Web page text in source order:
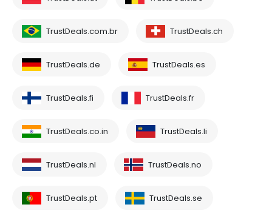
TrustDeals.com.br TrustDeals.ch
TrustDeals.de TrustDeals.es
TrustDeals.fi TrustDeals.fr
TrustDeals.co.in TrustDeals.li
TrustDeals.nl TrustDeals.no
TrustDeals.pt TrustDeals.se